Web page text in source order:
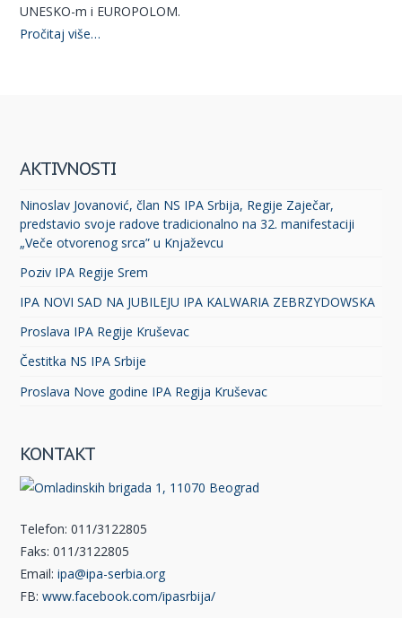
UNESKO-m i EUROPOLOM.
Pročitaj više…
AKTIVNOSTI
Ninoslav Jovanović, član NS IPA Srbija, Regije Zaječar,
predstavio svoje radove tradicionalno na 32. manifestaciji
„Veče otvorenog srca” u Knjaževcu
Poziv IPA Regije Srem
IPA NOVI SAD NA JUBILEJU IPA KALWARIA ZEBRZYDOWSKA
Proslava IPA Regije Kruševac
Čestitka NS IPA Srbije
Proslava Nove godine IPA Regija Kruševac
KONTAKT
Telefon: 011/3122805
Faks: 011/3122805
Email:ipa@ipa-serbia.org
FB:www.facebook.com/ipasrbija/